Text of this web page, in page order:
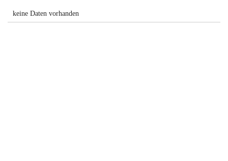
keine Daten vorhanden